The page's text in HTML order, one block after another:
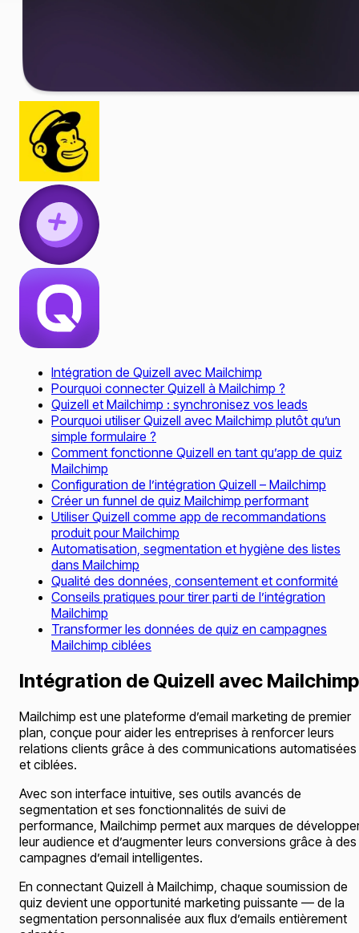
Intégration de Quizell avec Mailchimp
Pourquoi connecter Quizell à Mailchimp ?
Quizell et Mailchimp : synchronisez vos leads
Pourquoi utiliser Quizell avec Mailchimp plutôt qu’un
simple formulaire ?
Comment fonctionne Quizell en tant qu’app de quiz
Mailchimp
Configuration de l’intégration Quizell – Mailchimp
Créer un funnel de quiz Mailchimp performant
Utiliser Quizell comme app de recommandations
produit pour Mailchimp
Automatisation, segmentation et hygiène des listes
dans Mailchimp
Qualité des données, consentement et conformité
Conseils pratiques pour tirer parti de l’intégration
Mailchimp
Transformer les données de quiz en campagnes
Mailchimp ciblées
Intégration de Quizell avec Mailchimp
Mailchimp est une plateforme d’email marketing de premier
plan, conçue pour aider les entreprises à renforcer leurs
relations clients grâce à des communications automatisées
et ciblées.
Avec son interface intuitive, ses outils avancés de
segmentation et ses fonctionnalités de suivi de
performance, Mailchimp permet aux marques de
leur audience et d’augmenter leurs conversions grâce à des
campagnes d’email intelligentes.
En connectant Quizell à Mailchimp, chaque soumission de
quiz devient une opportunité marketing puissante — de la
segmentation personnalisée aux flux d’emails entièrement